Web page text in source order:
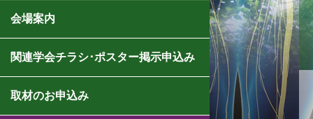
会場案内
関連学会チラシ･ポスター掲示申込み
取材のお申込み